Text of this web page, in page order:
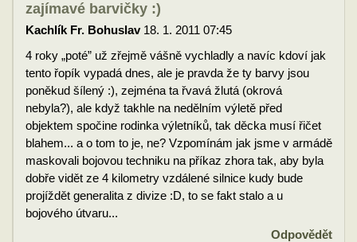
zajímavé barvičky :)
Kachlík Fr. Bohuslav18. 1. 2011 07:45
4 roky „poté” už zřejmě vášně vychladly a navíc kdoví jak
tento řopík vypadá dnes, ale je pravda že ty barvy jsou
poněkud šílený :), zejména ta řvavá žlutá (okrová
nebyla?), ale když takhle na nedělním výletě před
objektem spočine rodinka výletníků, tak děcka musí řičet
blahem... a o tom to je, ne? Vzpomínám jak jsme v armádě
maskovali bojovou techniku na příkaz zhora tak, aby byla
dobře vidět ze 4 kilometry vzdálené silnice kudy bude
projíždět generalita z divize :D, to se fakt stalo a u
bojového útvaru...
Odpovědět